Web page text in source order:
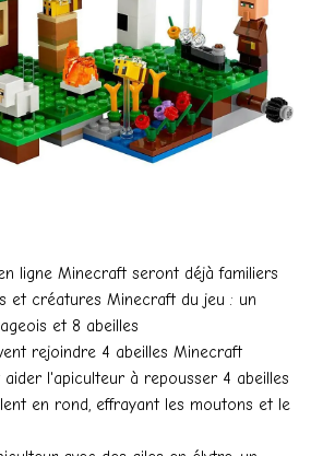
ligne Minecraft seront déjà familiers
et créatures Minecraft du jeu : un
et 8 abeilles
rejoindre 4 abeilles Minecraft
aider l'apiculteur à repousser 4 abeilles
en rond, effrayant les moutons et le